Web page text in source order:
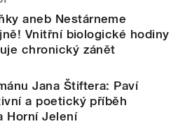
aneb Nestárneme
Vnitřní biologické hodiny
chronický zánět
Jana Štiftera: Paví
a poetický příběh
Horní Jelení